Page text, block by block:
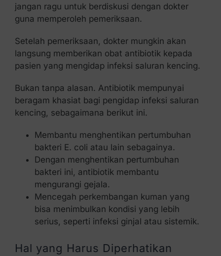
jangan ragu untuk berdiskusi dengan dokter
guna memperoleh pemeriksaan.
Setelah pemeriksaan, dokter mungkin akan
langsung memberikan obat antibiotik kepada
pasien yang mengidap infeksi saluran kencing.
Bukan tanpa alasan. Antibiotik mempunyai
beragam khasiat bagi pengidap infeksi saluran
kencing, sebagaimana berikut ini.
Membantu menghentikan pertumbuhan
bakteri E. coli atau lain sebagainya.
Dengan menghentikan pertumbuhan
bakteri ini, antibiotik membantu
mengurangi gejala.
Mencegah perkembangan kuman yang
bisa menimbulkan kondisi yang lebih
serius, seperti infeksi ginjal atau sistemik.
Hal yang Harus Diperhatikan